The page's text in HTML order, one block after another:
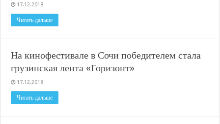
17.12.2018
Читать дальше
На кинофестивале в Сочи победителем стала
грузинская лента «Горизонт»
17.12.2018
Читать дальше